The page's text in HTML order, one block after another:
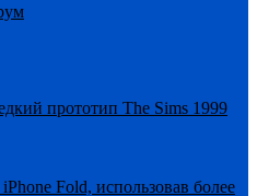
прототип The Sims 1999
Fold, использовав более